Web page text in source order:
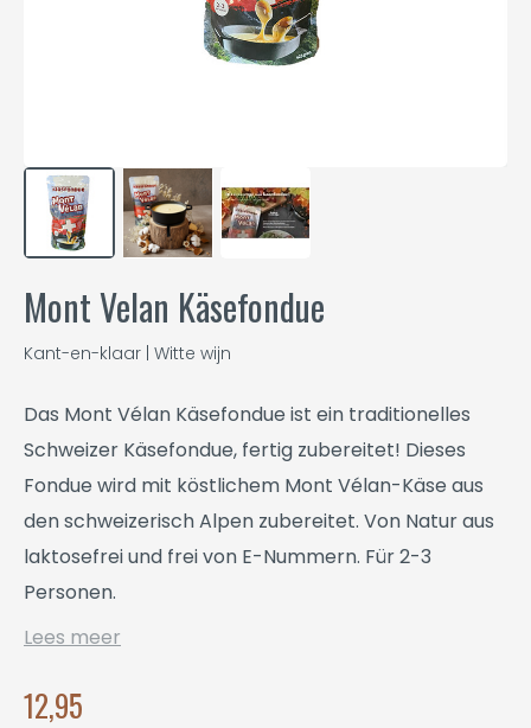
Mont Velan Käsefondue
Kant-en-klaar | Witte wijn
Das Mont Vélan Käsefondue ist ein traditionelles
Schweizer Käsefondue, fertig zubereitet! Dieses
Fondue wird mit köstlichem Mont Vélan-Käse aus
den schweizerisch Alpen zubereitet. Von Natur aus
laktosefrei und frei von E-Nummern. Für 2-3
Personen.
Lees meer
12,95